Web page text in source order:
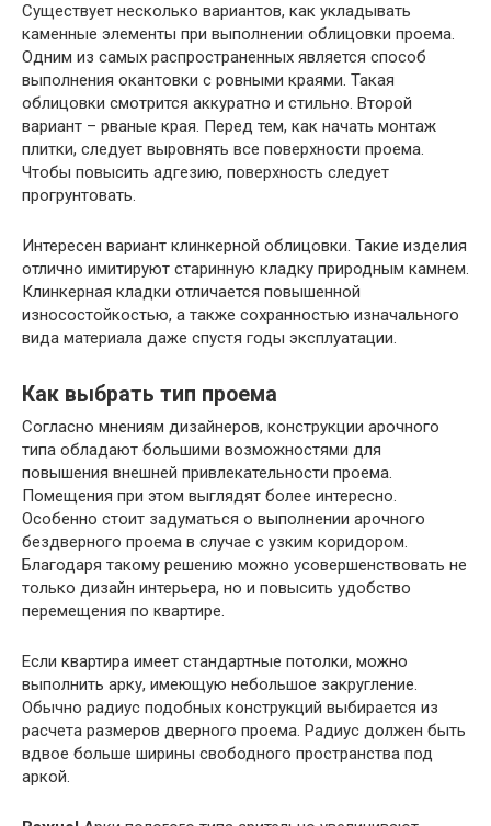
Существует несколько вариантов, как укладывать
каменные элементы при выполнении облицовки проема.
Одним из самых распространенных является способ
выполнения окантовки с ровными краями. Такая
облицовки смотрится аккуратно и стильно. Второй
вариант – рваные края. Перед тем, как начать монтаж
плитки, следует выровнять все поверхности проема.
Чтобы повысить адгезию, поверхность следует
прогрунтовать.
Интересен вариант клинкерной облицовки. Такие изделия
отлично имитируют старинную кладку природным камнем.
Клинкерная кладки отличается повышенной
износостойкостью, а также сохранностью изначального
вида материала даже спустя годы эксплуатации.
Как выбрать тип проема
Согласно мнениям дизайнеров, конструкции арочного
типа обладают большими возможностями для
повышения внешней привлекательности проема.
Помещения при этом выглядят более интересно.
Особенно стоит задуматься о выполнении арочного
бездверного проема в случае с узким коридором.
Благодаря такому решению можно усовершенствовать не
только дизайн интерьера, но и повысить удобство
перемещения по квартире.
Если квартира имеет стандартные потолки, можно
выполнить арку, имеющую небольшое закругление.
Обычно радиус подобных конструкций выбирается из
расчета размеров дверного проема. Радиус должен быть
вдвое больше ширины свободного пространства под
аркой.